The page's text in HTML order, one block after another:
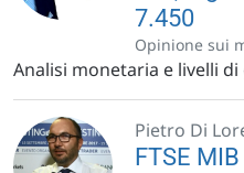
7.450
Opinione sui
Analisi monetaria e livelli di
Pietro Di
FTSE